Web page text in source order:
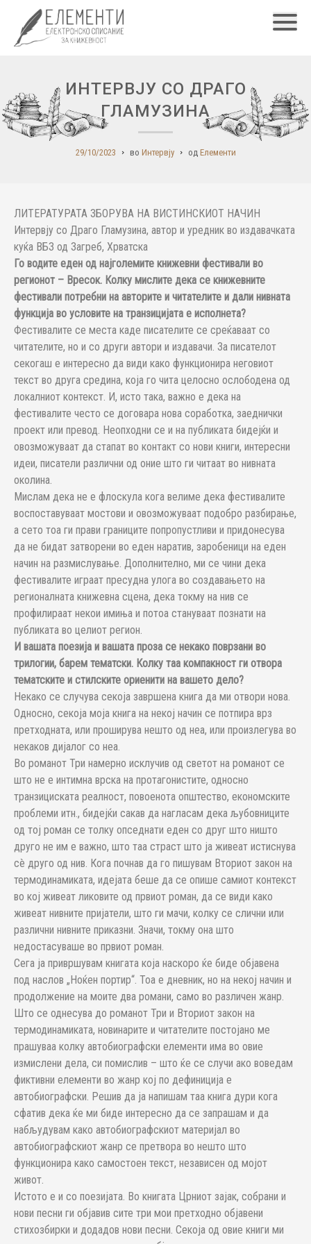
ИНТЕРВЈУ СО ДРАГО
ГЛАМУЗИНА
29/10/2023 во Интервју од Елементи
ЛИТЕРАТУРАТА ЗБОРУВА НА ВИСТИНСКИОТ НАЧИН
Интервју со Драго Гламузина, автор и уредник во издавачката
куќа ВБЗ од Загреб, Хрватска
Го водите еден од најголемите книжевни фестивали во
регионот – Вресок. Колку мислите дека се книжевните
фестивали потребни на авторите и читателите и дали нивната
функција во условите на транзицијата е исполнета?
Фестивалите се места каде писателите се среќаваат со
читателите, но и со други автори и издавачи. За писателот
секогаш е интересно да види како функционира неговиот
текст во друга средина, која го чита целосно ослободена од
локалниот контекст. И, исто така, важно е дека на
фестивалите често се договара нова соработка, заеднички
проект или превод. Неопходни се и на публиката бидејќи и
овозможуваат да стапат во контакт со нови книги, интересни
идеи, писатели различни од оние што ги читаат во нивната
околина.
Мислам дека не е флоскула кога велиме дека фестивалите
воспоставуваат мостови и овозможуваат подобро разбирање,
а сето тоа ги прави границите попропустливи и придонесува
да не бидат затворени во еден наратив, заробеници на еден
начин на размислување. Дополнително, ми се чини дека
фестивалите играат пресудна улога во создавањето на
регионалната книжевна сцена, дека токму на нив се
профилираат некои имиња и потоа стануваат познати на
публиката во целиот регион.
И вашата поезија и вашата проза се некако поврзани во
трилогии, барем тематски. Колку таа компакност ги отвора
тематските и стилските ориенити на вашето дело?
Некако се случува секоја завршена книга да ми отвори нова.
Односно, секоја моја книга на некој начин се потпира врз
претходната, или проширува нешто од неа, или произлегува во
некаков дијалог со неа.
Во романот Три намерно исклучив од светот на романот се
што не е интимна врска на протагонистите, односно
транзициската реалност, повоенота општество, економските
проблеми итн., бидејќи сакав да нагласам дека љубовниците
од тој роман се толку опседнати еден со друг што ништо
друго не им е важно, што таа страст што ја живеат истиснува
сè друго од нив. Кога почнав да го пишувам Вториот закон на
термодинамиката, идејата беше да се опише самиот контекст
во кој живеат ликовите од првиот роман, да се види како
живеат нивните пријатели, што ги мачи, колку се слични или
различни нивните приказни. Значи, токму она што
недостасуваше во првиот роман.
Сега ја привршувам книгата која наскоро ќе биде објавена
под наслов „Ноќен портир“. Тоа е дневник, но на некој начин и
продолжение на моите два романи, само во различен жанр.
Што се однесува до романот Три и Вториот закон на
термодинамиката, новинарите и читателите постојано ме
прашуваа колку автобиографски елементи има во овие
измислени дела, си помислив – што ќе се случи ако воведам
фиктивни елементи во жанр кој по дефиниција е
автобиографски. Решив да ја напишам таа книга дури кога
сфатив дека ќе ми биде интересно да се запрашам и да
набљудувам како автобиографскиот материјал во
автобиографскиот жанр се претвора во нешто што
функционира како самостоен текст, независен од мојот
живот.
Истото е и со поезијата. Во книгата Црниот зајак, собрани и
нови песни ги објавив сите три мои претходно објавени
стихозбирки и додадов нови песни. Секоја од овие книги ми